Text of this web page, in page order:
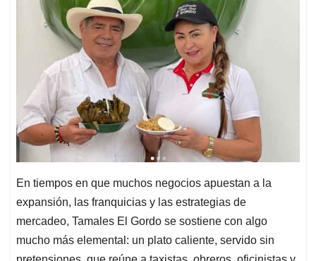
En tiempos en que muchos negocios apuestan a la
expansión, las franquicias y las estrategias de
mercadeo, Tamales El Gordo se sostiene con algo
mucho más elemental: un plato caliente, servido sin